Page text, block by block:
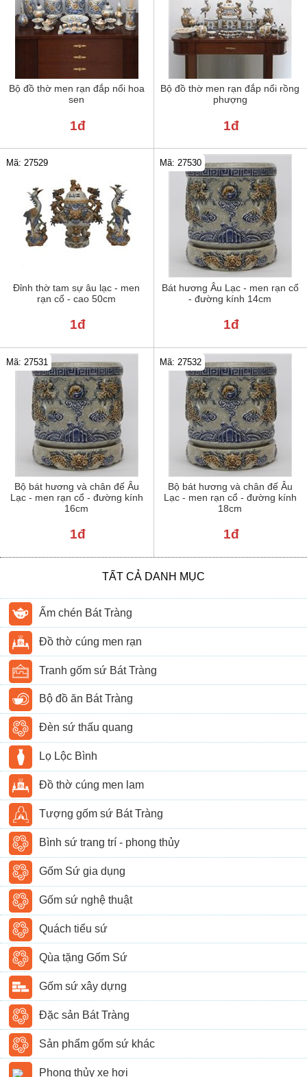
Bộ đồ thờ men rạn đắp nổi hoa
sen
1đ
Bộ đồ thờ men rạn đắp nổi rồng
phượng
1đ
Đỉnh thờ tam sự âu lạc - men
rạn cổ - cao 50cm
Mã: 27529
1đ
Bát hương Âu Lạc - men rạn cổ
- đường kính 14cm
Mã: 27530
1đ
Bộ bát hương và chân đế Âu
Lạc - men rạn cổ - đường kính
16cm
Mã: 27531
1đ
Bộ bát hương và chân đế Âu
Lạc - men rạn cổ - đường kính
18cm
Mã: 27532
1đ
TẤT CẢ DANH MỤC
Ấm chén Bát Tràng
Đồ thờ cúng men rạn
Tranh gốm sứ Bát Tràng
Bộ đồ ăn Bát Tràng
Đèn sứ thấu quang
Lọ Lộc Bình
Đồ thờ cúng men lam
Tượng gốm sứ Bát Tràng
Bình sứ trang trí - phong thủy
Gốm Sứ gia dụng
Gốm sứ nghệ thuật
Quách tiểu sứ
Qùa tặng Gốm Sứ
Gốm sứ xây dựng
Đặc sản Bát Tràng
Sản phẩm gốm sứ khác
Phong thủy xe hơi